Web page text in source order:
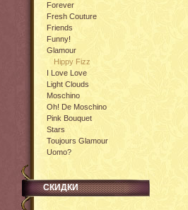
Forever
Fresh Couture
Friends
Funny!
Glamour
Hippy Fizz
I Love Love
Light Clouds
Moschino
Oh! De Moschino
Pink Bouquet
Stars
Toujours Glamour
Uomo?
СКИДКИ